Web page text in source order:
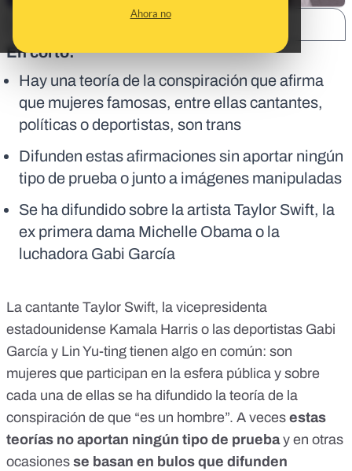
Ahora no
En corto:
Hay una teoría de la conspiración que afirma
que mujeres famosas, entre ellas cantantes,
políticas o deportistas, son trans
Difunden estas afirmaciones sin aportar ningún
tipo de prueba o junto a imágenes manipuladas
Se ha difundido sobre la artista Taylor Swift, la
ex primera dama Michelle Obama o la
luchadora Gabi García
La cantante Taylor Swift, la vicepresidenta
estadounidense Kamala Harris o las deportistas Gabi
García y Lin Yu-ting tienen algo en común: son
mujeres que participan en la esfera pública y sobre
cada una de ellas se ha difundido la teoría de la
conspiración de que “es un hombre”. A veces estas
teorías no aportan ningún tipo de pruebay en otras
ocasiones se basan en bulos que difunden